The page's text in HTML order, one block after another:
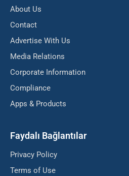
About Us
Contact
Advertise With Us
Media Relations
Corporate Information
Compliance
Apps & Products
Faydalı Bağlantılar
Privacy Policy
Terms of Use